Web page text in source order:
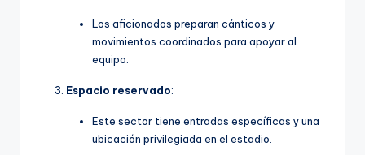
Los aficionados preparan cánticos y
movimientos coordinados para apoyar al
equipo.
Espacio reservado:
Este sector tiene entradas específicas y una
ubicación privilegiada en el estadio.